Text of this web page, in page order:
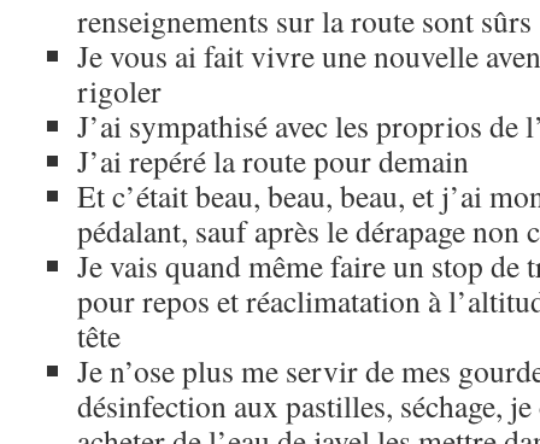
renseignements sur la route sont sûrs
Je vous ai fait vivre une nouvelle
rigoler
J’ai sympathisé avec les proprios de
J’ai repéré la route pour demain
Et c’était beau, beau, beau, et j’ai
pédalant, sauf après le dérapage non
Je vais quand même faire un stop de
pour repos et réaclimatation à
tête
Je n’ose plus me servir de mes
désinfection aux pastilles, séchage,